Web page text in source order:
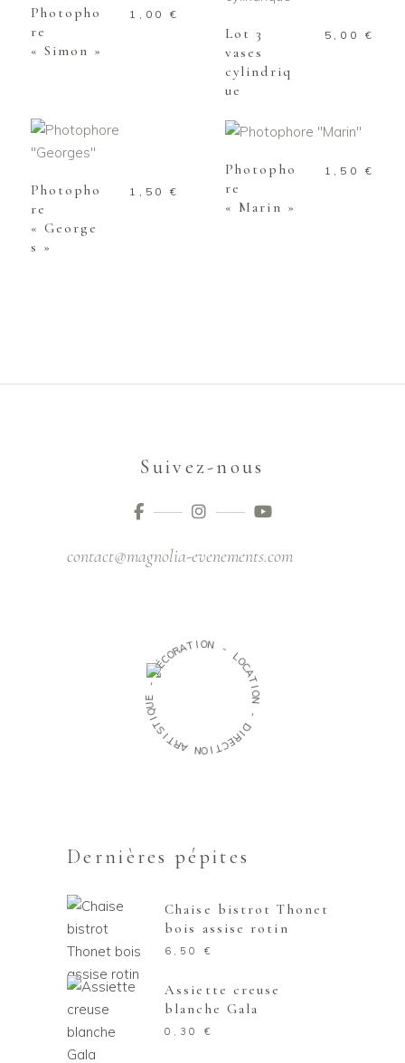
Photopho
re
« Simon »
1,00€
Lot 3
vases
cylindriq
ue
5,00 €
AJOUTER AU
PANIER
Photopho
re
« George
s »
1,50€
PANIER
Photopho
re
« Marin »
1,50 €
Suivez-nous
contact@magnolia-evenements.com
D
ÉCORAT ION -
L
O
CA
T
I
O
N
-
D
I
R
E
C
T
I
O
N
A
R
T
I
S
T
I
Q
U
E
-
Dernières pépites
Chaise bistrot Thonet
bois assise rotin
6,50 €
Assiette creuse
blanche Gala
0,30 €